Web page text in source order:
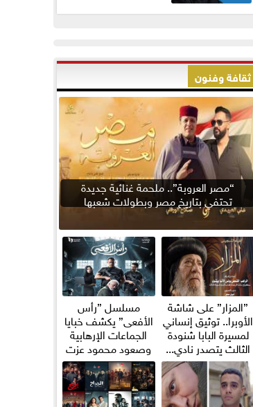
ثقافة وفنون
“مصر العروبة”.. ملحمة غنائية جديدة
تحتفي بتاريخ مصر وبطولات شعبها
”المزار” على شاشة
الأوبرا.. توثيق إنساني
لمسيرة البابا شنودة
الثالث يتصدر نادي...
مسلسل ”رأس
الأفعى” يكشف خبايا
الجماعات الإرهابية
وصعود محمود عزت